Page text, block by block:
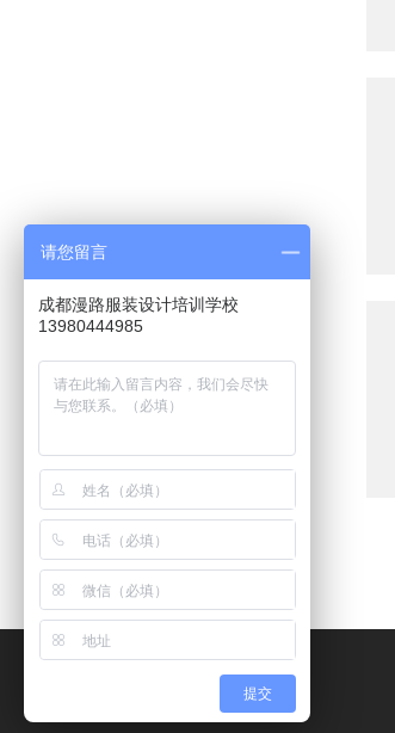
请您留言
成都漫路服装设计培训学校
13980444985
提交